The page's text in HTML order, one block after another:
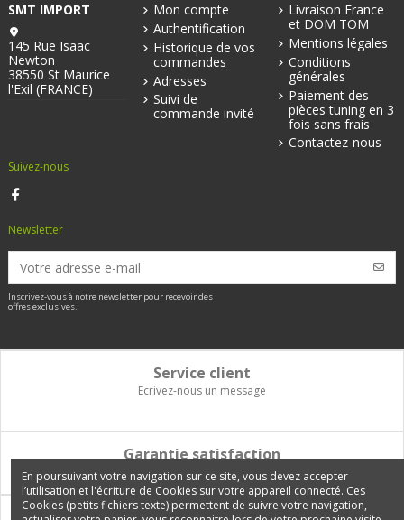
SMT IMPORT
145 Rue Isaac
Newton
38550 St Maurice
l'Exil (FRANCE)
Mon compte
Authentification
Historique de vos
commandes
Adresses
Suivi de
commande invité
Livraison France
et DOM TOM
Mentions légales
Conditions
générales
Paiement des
pièces tuning en 3
fois sans frais
Contactez-nous
Suivez-nous
Newsletter
Inscrivez-vous à notre newsletter pour recevoir des
offres exclusives.
Service client
Ecrivez-nous un message
Garantie satisfaction
Vous disposez de 14 jours pour changer d'avis et être remboursé
En poursuivant votre navigation sur ce site, vous devez accepter
l’utilisation et l'écriture de Cookies sur votre appareil connecté. Ces
Cookies (petits fichiers texte) permettent de suivre votre navigation,